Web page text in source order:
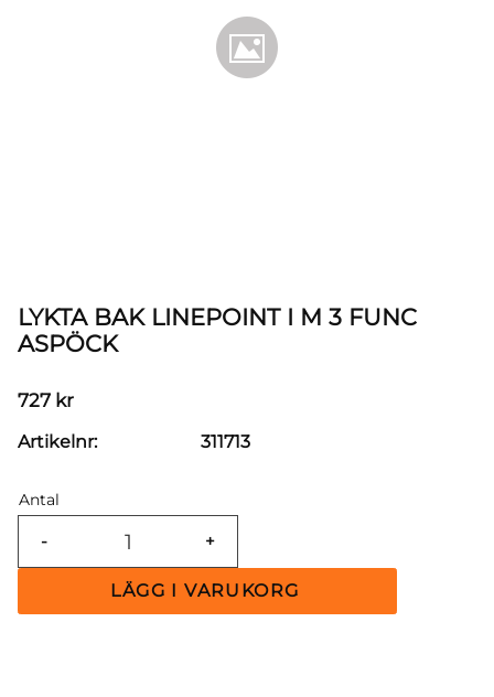
LYKTA BAK LINEPOINT I M 3 FUNC
ASPÖCK
727 kr
Antal
+
-
Artikelnr 311713